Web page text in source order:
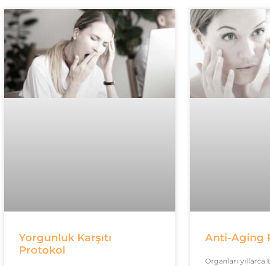
Yorgunluk Karşıtı
Protokol
Anti-Aging
Organları yıllarca